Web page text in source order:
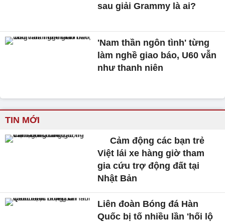
sau giải Grammy là ai?
'Nam thần ngôn tình' từng
làm nghề giao báo, U60 vẫn
như thanh niên
TIN MỚI
Cảm động các bạn trẻ
Việt lái xe hàng giờ tham
gia cứu trợ động đất tại
Nhật Bản
Liên đoàn Bóng đá Hàn
Quốc bị tố nhiều lần 'hối lộ